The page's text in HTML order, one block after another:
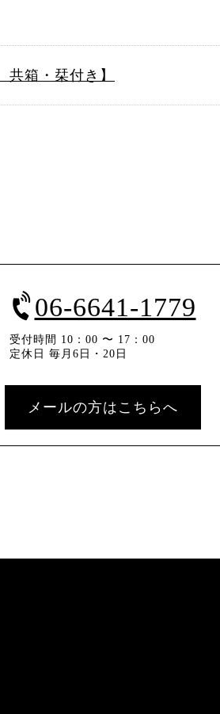
箱・栞付き】
06-6641-1779
受付時間 10：00 〜 17：00
定休日 毎月6日・20日
メールの方はこちらへ